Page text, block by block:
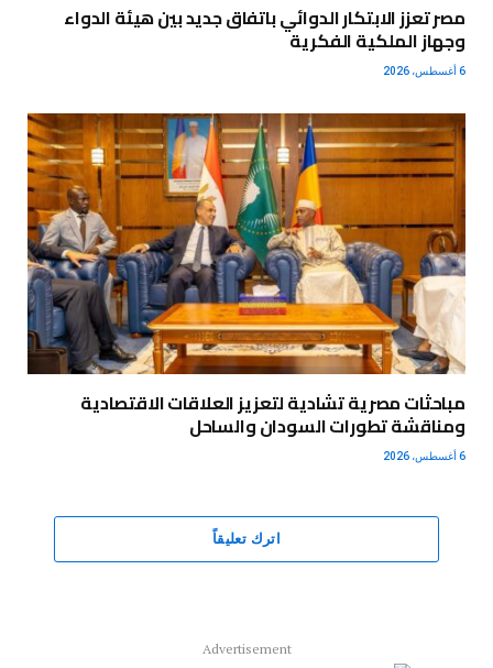
مصر تعزز الابتكار الدوائي باتفاق جديد بين هيئة الدواء
وجهاز الملكية الفكرية
6 أغسطس، 2026
مباحثات مصرية تشادية لتعزيز العلاقات الاقتصادية
ومناقشة تطورات السودان والساحل
6 أغسطس، 2026
اترك تعليقاً
Advertisement